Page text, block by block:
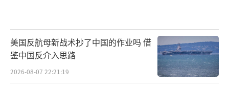
美国反航母新战术抄了中国的作业吗 借
鉴中国反介入思路
2026-08-07 22:21:19